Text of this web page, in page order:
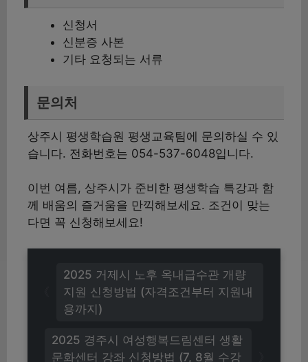
신청서
신분증 사본
기타 요청되는 서류
문의처
상주시 평생학습원 평생교육팀에 문의하실 수 있
습니다. 전화번호는 054-537-6048입니다.
이번 여름, 상주시가 준비한 평생학습 특강과 함
께 배움의 즐거움을 만끽해보세요. 조건이 맞는
다면 꼭 신청해보세요!
2025 경주시 여성행복드림센터 생활
문화센터 강좌 신청방법 (7, 8월 수강
2025 거제시 노후 옥내급수관 개량
지원 신청방법 (자격조건부터 지원내
용까지)